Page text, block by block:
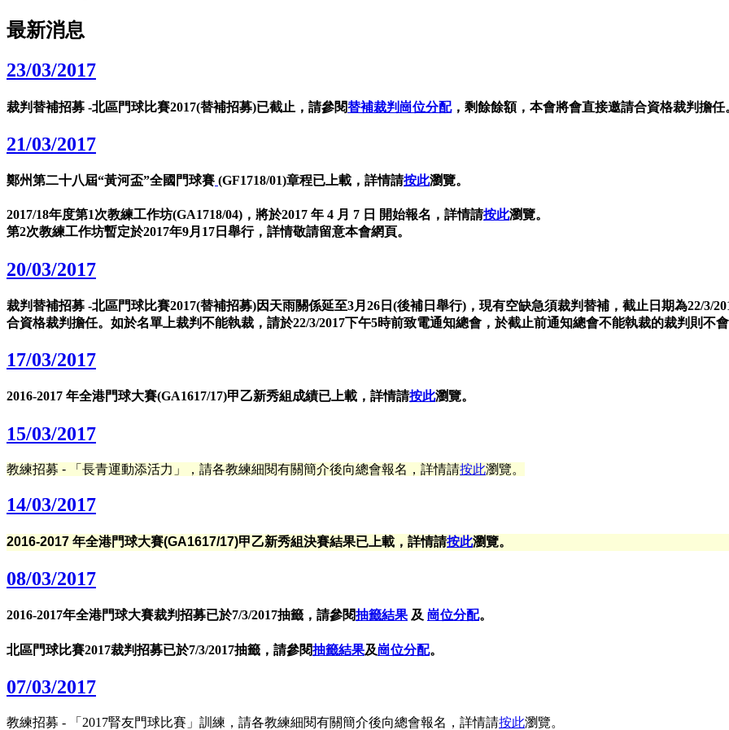
最新消息
23/03/2017
裁判替補招募 -北區門球比賽2017(替補招募)已截止，請參閱替補裁判崗位分配，剩餘餘額，本會將會直接邀請合資格裁判擔任
21/03/2017
鄭州第二十八屆“黃河盃”全國門球賽 (GF1718/01)章程已上載，詳情請按此瀏覽。
2017/18年度第1次教練工作坊(GA1718/04)，將於2017 年 4 月 7 日 開始報名，詳情請按此瀏覽。
第2次教練工作坊暫定於2017年9月17日舉行，詳情敬請留意本會網頁。
20/03/2017
裁判替補招募 -北區門球比賽2017(替補招募)因天雨關係延至3月26日(後補日舉行)，現有空缺急須裁判替補，截止日期為22/3/
合資格裁判擔任。如於名單上裁判不能執裁，請於22/3/2017下午5時前致電通知總會，於截止前通知總會不能執裁的裁判則不
17/03/2017
2016-2017 年全港門球大賽(GA1617/17)甲乙新秀組成績已上載，詳情請按此瀏覽。
15/03/2017
教練招募 - 「長青運動添活力 」 ，請各教練細閱有關簡介後向總會報名，詳情請按此瀏覽。
14/03/2017
2016-2017 年全港門球大賽(GA1617/17)甲乙新秀組決賽結果已上載，詳情請按此瀏覽。
08/03/2017
2016-2017年全港門球大賽裁判招募已於7/3/2017抽籤，請參閱抽籤結果 及 崗位分配。
北區門球比賽2017裁判招募已於7/3/2017抽籤，請參閱抽籤結果及崗位分配。
07/03/2017
教練招募 - 「2017腎友門球比賽」訓練 ，請各教練細閱有關簡介後向總會報名，詳情請按此瀏覽。